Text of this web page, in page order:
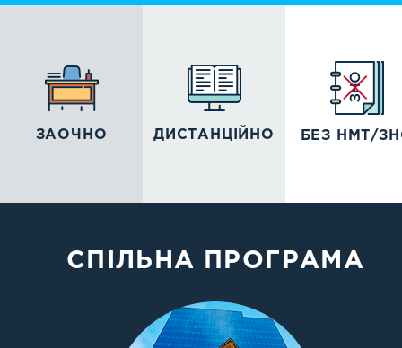
ЗАОЧНО ДИСТАНЦІЙНО БЕЗ НМТ/
СПІЛЬНА ПРОГРАМА